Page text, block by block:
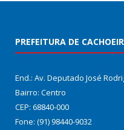
PREFEITURA DE
End.: Av. Deputado José
Bairro: Centro
CEP: 68840-000
Fone: (91) 98440-9032